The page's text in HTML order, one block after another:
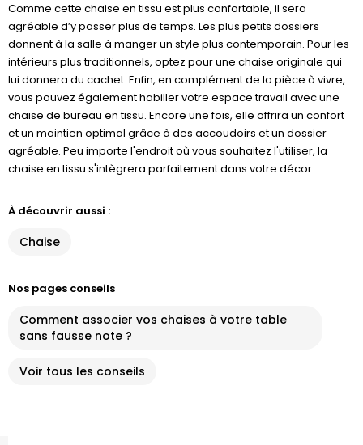
Comme cette chaise en tissu est plus confortable, il sera
agréable d’y passer plus de temps. Les plus petits dossiers
donnent à la salle à manger un style plus contemporain. Pour les
intérieurs plus traditionnels, optez pour une chaise originale qui
lui donnera du cachet. Enfin, en complément de la pièce à vivre,
vous pouvez également habiller votre espace travail avec une
chaise de bureau en tissu. Encore une fois, elle offrira un confort
et un maintien optimal grâce à des accoudoirs et un dossier
agréable. Peu importe l'endroit où vous souhaitez l'utiliser, la
chaise en tissu s'intègrera parfaitement dans votre décor.
À découvrir aussi :
Chaise
Nos pages conseils
Comment associer vos chaises à votre table
sans fausse note ?
Voir tous les conseils